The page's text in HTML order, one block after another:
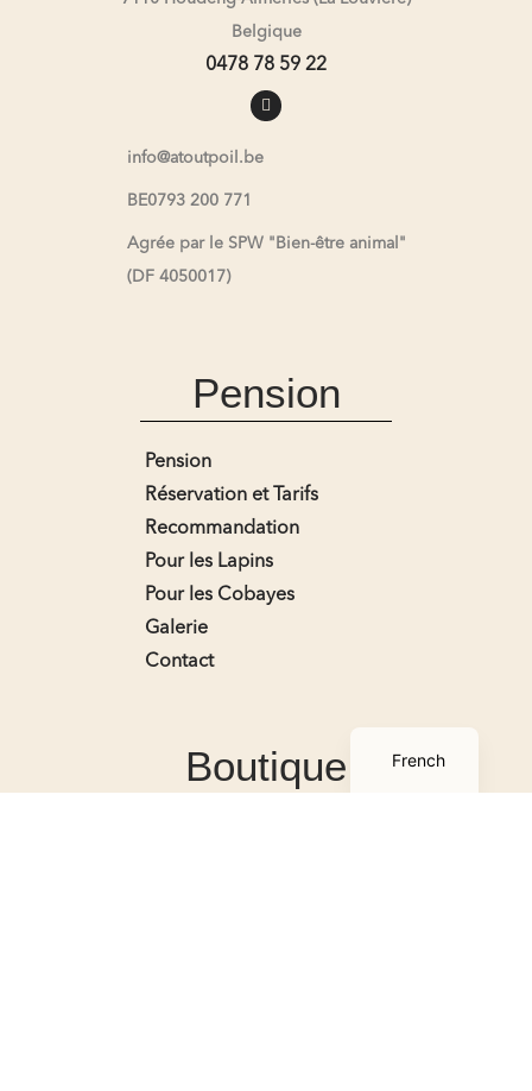
Belgique
0478 78 59 22
info@atoutpoil.be
BE0793 200 771
Agrée par le SPW "Bien-être animal"
(DF 4050017)
Pension
Pension
Réservation et Tarifs
Recommandation
Pour les Lapins
Pour les Cobayes
Galerie
Contact
Boutique French